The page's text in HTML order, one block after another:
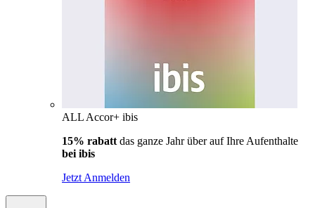
ALL Accor+ ibis
15% rabatt das ganze Jahr über auf Ihre Aufenthalte
bei ibis
Jetzt Anmelden